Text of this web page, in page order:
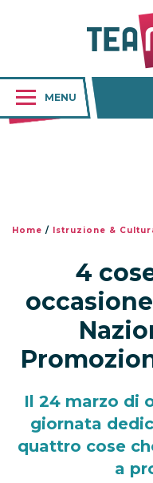
MENU
Home / Istruzione &
4
Il 24 marzo di
giornata
quattro cose
a